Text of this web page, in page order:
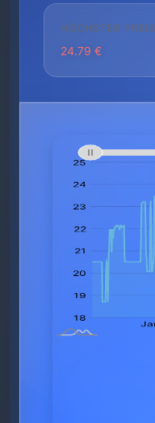
HÖCHSTER PREIS
24.79 €